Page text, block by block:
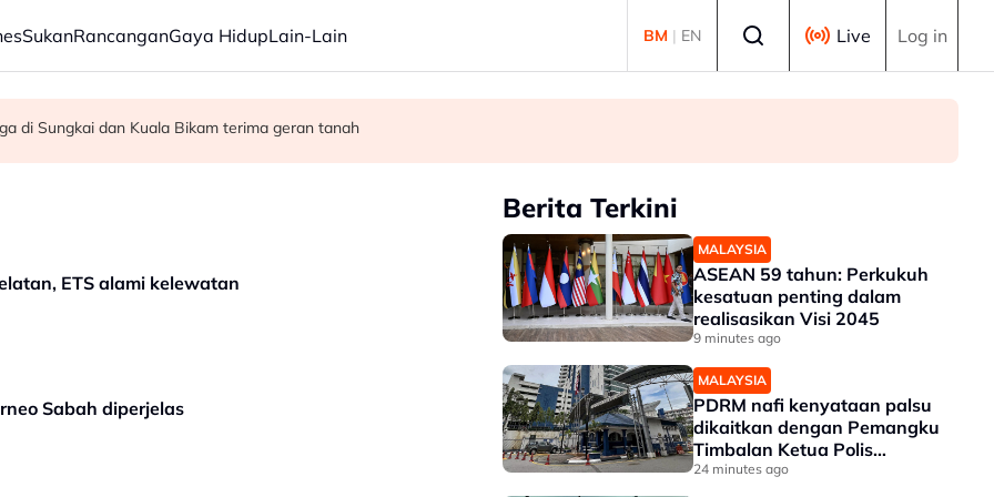
SukanRancanganGaya HidupLain-Lain BM | EN Live Log in
realisasikan Visi 2045
Timbalan Ketua Polis Negara
di Sungkai dan Kuala Bikam terima geran tanah
ETS alami kelewatan
Sabah diperjelas
Berita Terkini
MALAYSIA
ASEAN 59 tahun: Perkukuh
kesatuan penting dalam
realisasikan Visi 2045
9 minutes ago
MALAYSIA
PDRM nafi kenyataan palsu
dikaitkan dengan Pemangku
Timbalan Ketua Polis
Negara
24 minutes ago